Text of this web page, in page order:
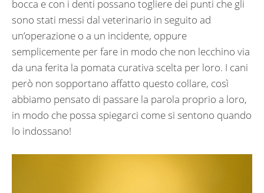
bocca e con i denti possano togliere dei punti che gli
sono stati messi dal veterinario in seguito ad
un’operazione o a un incidente, oppure
semplicemente per fare in modo che non lecchino via
da una ferita la pomata curativa scelta per loro. I cani
però non sopportano affatto questo collare, così
abbiamo pensato di passare la parola proprio a loro,
in modo che possa spiegarci come si sentono quando
lo indossano!